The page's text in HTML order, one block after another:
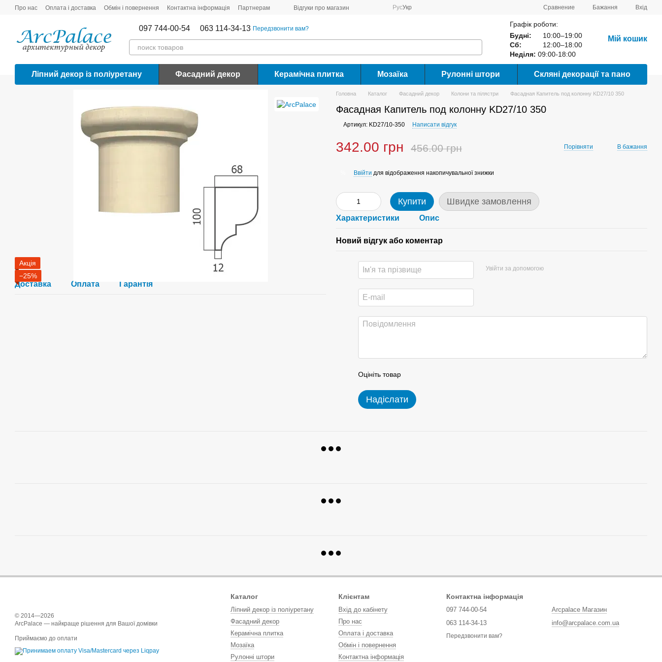
Перейти до основного контенту
Про нас Оплата і доставка Обмін і повернення Контактна інформація Партнерам Відгуки про магазин РусУкр Сравнение Бажання Вхід
097 744-00-54 063 114-34-13 Передзвонити вам?
Графік роботи:
Будні:
10:00–19:00
Сб:
12:00–18:00
Неділя: 09:00-18:00
Мій кошик
Ліпний декор із поліуретану Фасадний декор Керамічна плитка Мозаїка Рулонні штори Скляні декорації та пано
Акція
−25%
Доставка Оплата Гарантія
Головна Каталог Фасадний декор Колони та пілястри Фасадная Капитель под колонну KD27/10 350
Фасадная Капитель под колонну KD27/10 350
Артикул: KD27/10-350 Написати відгук
342.00 грн 456.00 грн Порівняти В бажання
Ввійти для відображення накопичувальної знижки
Купити Швидке замовлення
Характеристики Опис
Новий відгук або коментар
Увійти за допомогою
Оцініть товар
Надіслати
© 2014—2026
ArcPalace — найкраще рішення для Вашої домівки
Приймаємо до оплати
Каталог
Ліпний декор із поліуретану
Фасадний декор
Керамічна плитка
Мозаїка
Рулонні штори
Клієнтам
Вхід до кабінету
Про нас
Оплата і доставка
Обмін і повернення
Контактна інформація
Контактна інформація
097 744-00-54
063 114-34-13
Передзвонити вам?
Arcpalace Магазин
info@arcpalace.com.ua